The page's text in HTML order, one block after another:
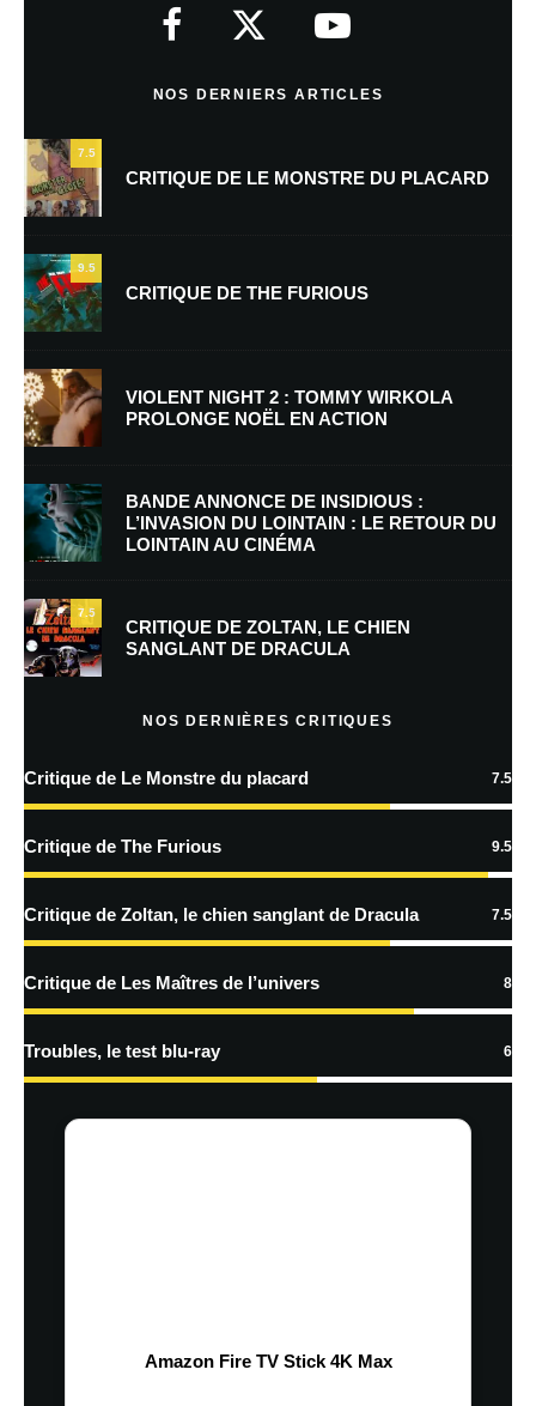
Nom*
E-mail
Enregistrer mon nom, mon e-mail et mon site dans le navigateur pour
mon prochain commentaire.
Prévenez-moi de tous les nouveaux commentaires par e-mail.
Prévenez-moi de tous les nouveaux articles par e-mail.
En savoir
traitées
NOS DERNIERS ARTICLES
7.5
CRITIQUE DE LE MONSTRE DU PLACARD
9.5
CRITIQUE DE THE FURIOUS
VIOLENT NIGHT 2 : TOMMY WIRKOLA
PROLONGE NOËL EN ACTION
BANDE ANNONCE DE INSIDIOUS :
L’INVASION DU LOINTAIN : LE RETOUR DU
LOINTAIN AU CINÉMA
7.5
CRITIQUE DE ZOLTAN, LE CHIEN
SANGLANT DE DRACULA
NOS DERNIÈRES CRITIQUES
Critique de Le Monstre du placard 7.5
Critique de The Furious 9.5
Critique de Zoltan, le chien sanglant de Dracula 7.5
Critique de Les Maîtres de l’univers 8
Troubles, le test blu-ray 6
Amazon Fire TV Stick 4K Max